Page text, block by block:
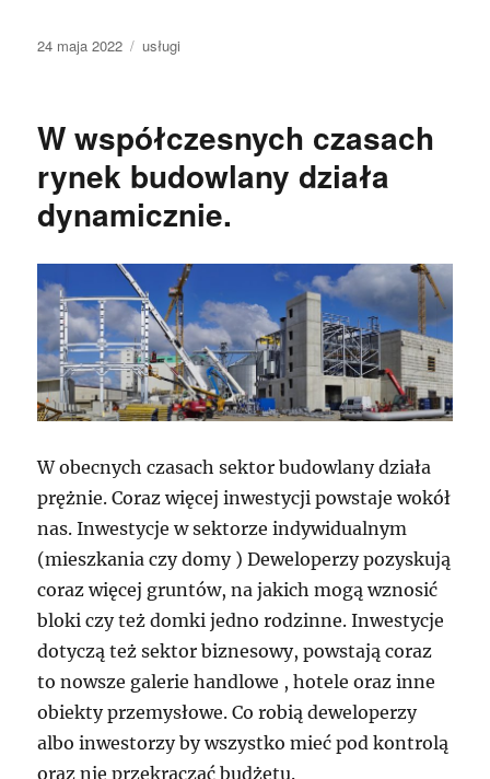
Data
24 maja 2022 Kategorie
usługi
W współczesnych czasach
rynek budowlany działa
dynamicznie.
W obecnych czasach sektor budowlany działa
prężnie. Coraz więcej inwestycji powstaje wokół
nas. Inwestycje w sektorze indywidualnym
(mieszkania czy domy ) Deweloperzy pozyskują
coraz więcej gruntów, na jakich mogą wznosić
bloki czy też domki jedno rodzinne. Inwestycje
dotyczą też sektor biznesowy, powstają coraz
to nowsze galerie handlowe , hotele oraz inne
obiekty przemysłowe. Co robią deweloperzy
albo inwestorzy by wszystko mieć pod kontrolą
oraz nie przekraczać budżetu.